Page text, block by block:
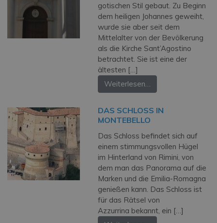
gotischen Stil gebaut. Zu Beginn
dem heiligen Johannes geweiht,
wurde sie aber seit dem
Mittelalter von der Bevölkerung
als die Kirche Sant’Agostino
betrachtet. Sie ist eine der
ältesten […]
Weiterlesen…
DAS SCHLOSS IN
MONTEBELLO
Das Schloss befindet sich auf
einem stimmungsvollen Hügel
im Hinterland von Rimini, von
dem man das Panorama auf die
Marken und die Emilia-Romagna
genießen kann. Das Schloss ist
für das Rätsel von
Azzurrina bekannt, ein […]